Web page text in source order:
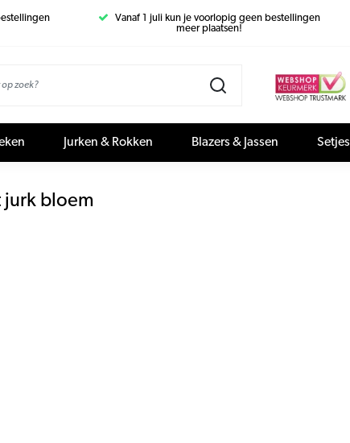
Vanaf 1 juli kun je voorlopig geen bestellingen
meer plaatsen!
Jurken & Rokken Blazers & Jassen Setjes
jurk bloem